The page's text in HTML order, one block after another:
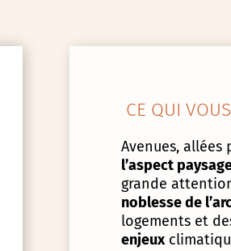
CE QUI
Avenues, allées
l’aspect
grande
noblesse de
logements et
enjeux